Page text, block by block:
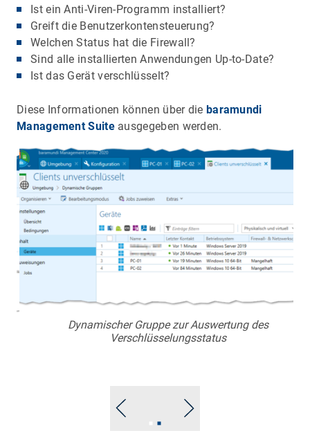
Ist ein Anti-Viren-Programm installiert?
Greift die Benutzerkontensteuerung?
Welchen Status hat die Firewall?
Sind alle installierten Anwendungen Up-to-Date?
Ist das Gerät verschlüsselt?
Diese Informationen können über die baramundi
Management Suiteausgegeben werden.
Dynamischer Gruppe zur Auswertung des
Verschlüsselungsstatus
GoGo